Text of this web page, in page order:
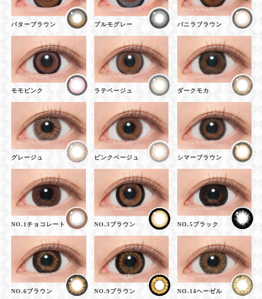
バターブラウン プルモグレー バニラブラウン
モモピンク ラテベージュ ダークモカ
グレージュ ピンクベージュ シマーブラウン
NO.1チョコレート NO.3ブラウン NO.5ブラック
NO.6ブラウン NO.9ブラウン NO.14ヘーゼル